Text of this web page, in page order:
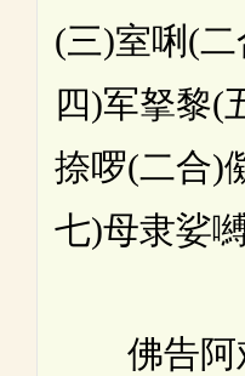
(三)室唎(
四)军拏黎(
捺啰(二合)
七)母隶娑
佛告阿